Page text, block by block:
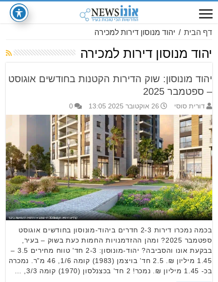
דף הבית / יהוד מנוסון דירות למכירה
יהוד מנוסון דירות למכירה
יהוד מונוסון: שוק הדירות הקטנות בחודשים אוגוסט
– ספטמבר 2025
דורית סוסי 26 אוקטובר 2025 13:05 0
בכמה נמכרו דירות 2-3 חדרים ביהוד-מונוסון בחודשים אוגוסט
ספטמבר 2025? ומהן ההזדמנויות החמות כעת בשוק – בעיר,
בבקעת אונו והסביבה? יהוד-מונוסון: 2-3 חד' טווח מחירים 3.5 –
1.45 מיליון ₪. 2.5 חד’ בויצמן (1983) קומה 1/6, 46 מ”ר. נמכרה
בכ- 1.45 מיליון ₪. נמכר! 2 חד’ בכצנלסון (1970) קומה 3/3, …